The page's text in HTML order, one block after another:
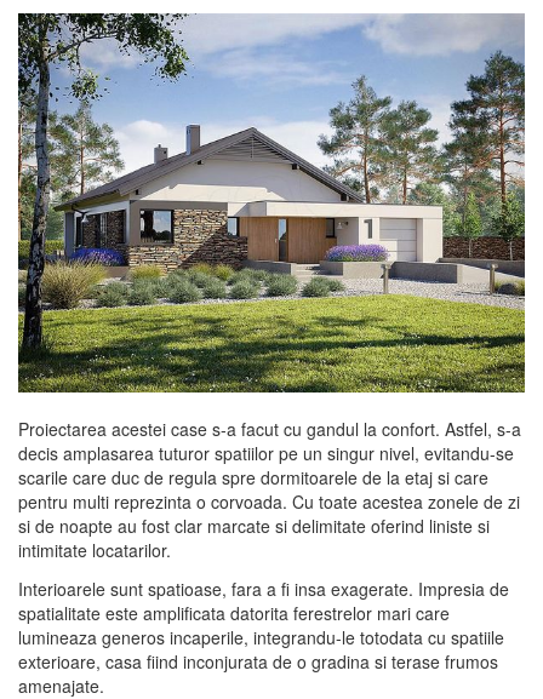
Proiectarea acestei case s-a facut cu gandul la confort. Astfel, s-a
decis amplasarea tuturor spatiilor pe un singur nivel, evitandu-se
scarile care duc de regula spre dormitoarele de la etaj si care
pentru multi reprezinta o corvoada. Cu toate acestea zonele de zi
si de noapte au fost clar marcate si delimitate oferind liniste si
intimitate locatarilor.
Interioarele sunt spatioase, fara a fi insa exagerate. Impresia de
spatialitate este amplificata datorita ferestrelor mari care
lumineaza generos incaperile, integrandu-le totodata cu spatiile
exterioare, casa fiind inconjurata de o gradina si terase frumos
amenajate.